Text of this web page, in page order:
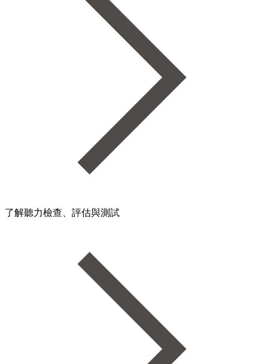
了解聽力檢查、評估與測試